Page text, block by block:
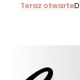
Teraz otwarte